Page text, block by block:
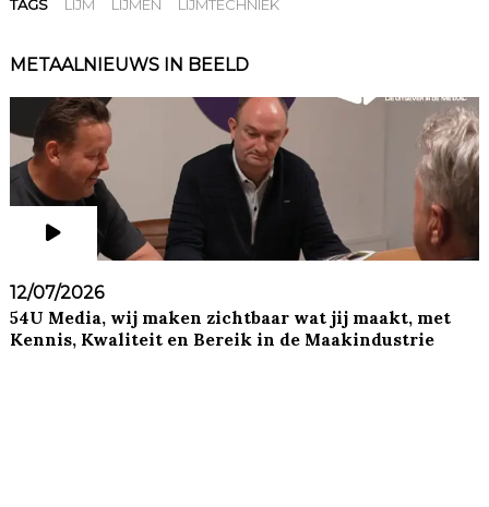
TAGS LIJM LIJMEN LIJMTECHNIEK
METAALNIEUWS IN BEELD
12/07/2026
54U Media, wij maken zichtbaar wat jij maakt, met
Kennis, Kwaliteit en Bereik in de Maakindustrie